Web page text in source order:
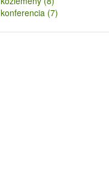
konferencia (7)